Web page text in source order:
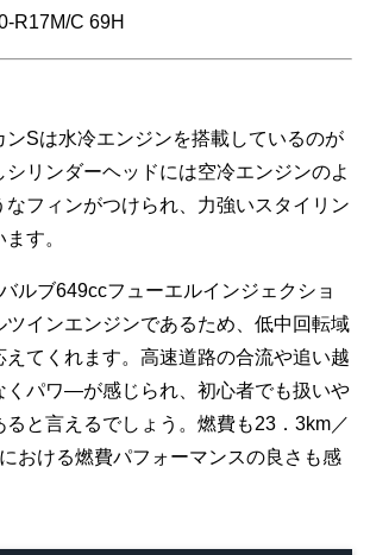
R17M/C 69H
ンSは水冷エンジンを搭載しているのが
リンダーヘッドには空冷エンジンのよ
なフィンがつけられ、力強いスタイリン
す。
ルブ649ccフューエルインジェクショ
ツインエンジンであるため、低中回転域
えてくれます。高速道路の合流や追い越
くパワ―が感じられ、初心者でも扱いや
と言えるでしょう。燃費も23．3km／
おける燃費パフォーマンスの良さも感